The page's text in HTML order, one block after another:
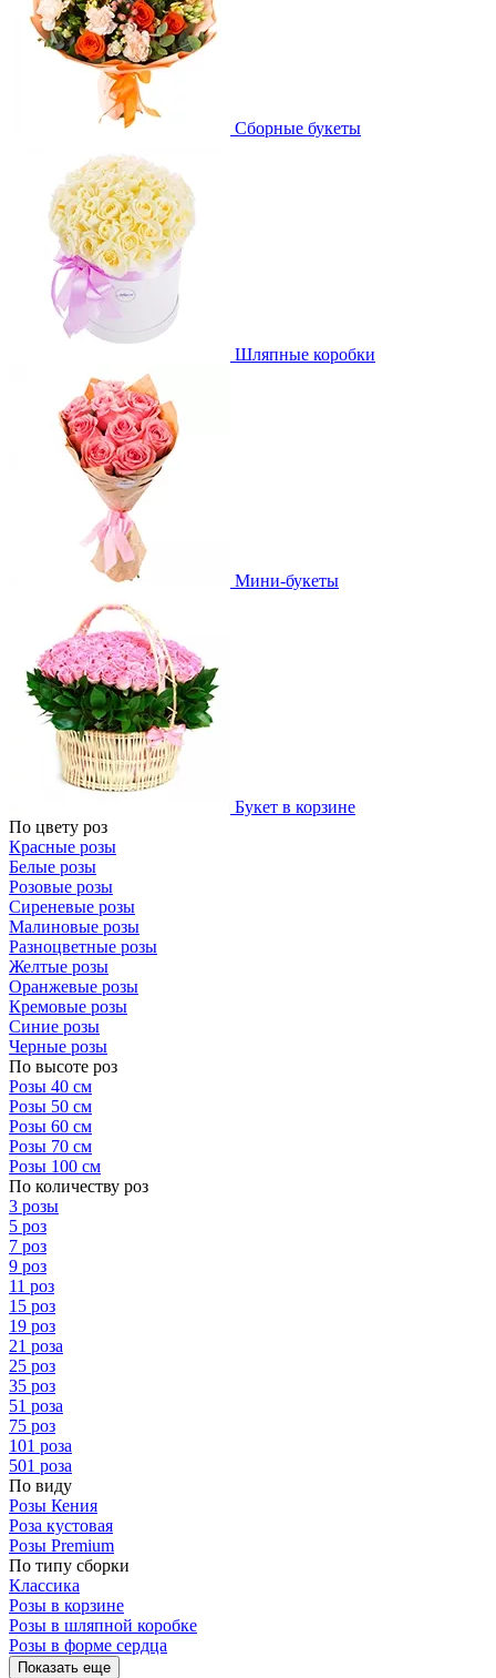
Сборные букеты
Шляпные коробки
Мини-букеты
Букет в корзине
По цвету роз
Красные розы
Белые розы
Розовые розы
Сиреневые розы
Малиновые розы
Разноцветные розы
Желтые розы
Оранжевые розы
Кремовые розы
Синие розы
Черные розы
По высоте роз
Розы 40 см
Розы 50 см
Розы 60 см
Розы 70 см
Розы 100 см
По количеству роз
3 розы
5 роз
7 роз
9 роз
11 роз
15 роз
19 роз
21 роза
25 роз
35 роз
51 роза
75 роз
101 роза
501 роза
По виду
Розы Кения
Роза кустовая
Розы Premium
По типу сборки
Классика
Розы в корзине
Розы в шляпной коробке
Розы в форме сердца
Показать еще